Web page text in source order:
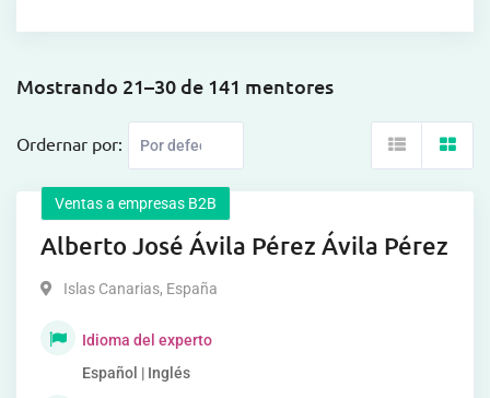
Mostrando 21–30 de 141 mentores
Ordernar por:
Ventas a empresas B2B
Alberto José Ávila Pérez Ávila Pérez
Islas Canarias, España
Idioma del experto
Español | Inglés